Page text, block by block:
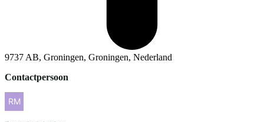
9737 AB, Groningen, Groningen, Nederland
Contactpersoon